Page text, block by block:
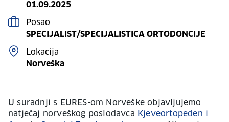
01.09.2025
Posao
SPECIJALIST/SPECIJALISTICA ORTODONCIJE
Lokacija
Norveška
U suradnji s EURES-om Norveške objavljujemo
natječaj norveškog poslodavca Kjeveortopeden i